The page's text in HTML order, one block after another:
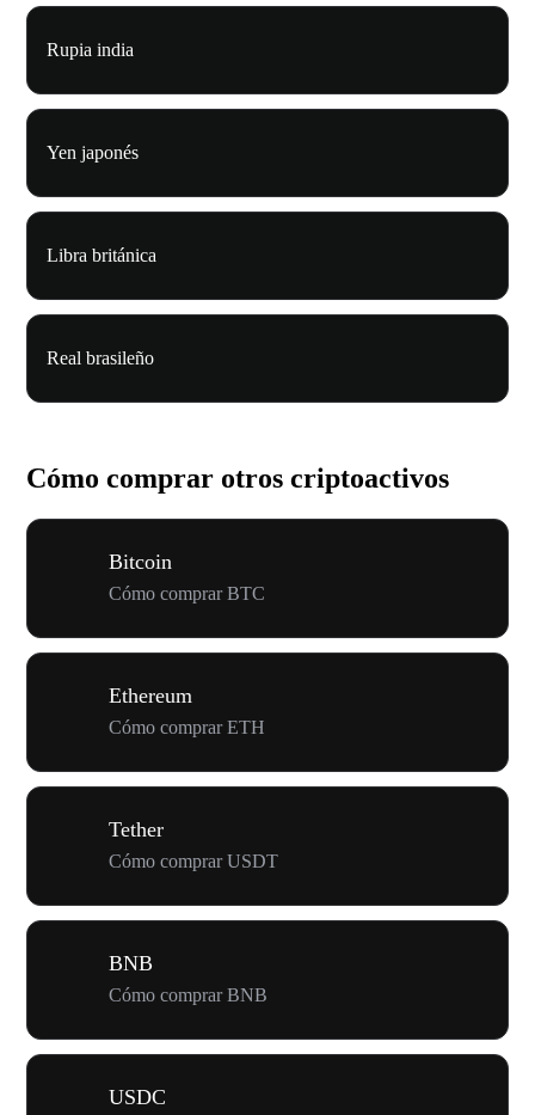
Rupia india
Yen japonés
Libra británica
Real brasileño
Cómo comprar otros criptoactivos
Bitcoin
Cómo comprar BTC
Ethereum
Cómo comprar ETH
Tether
Cómo comprar USDT
BNB
Cómo comprar BNB
USDC